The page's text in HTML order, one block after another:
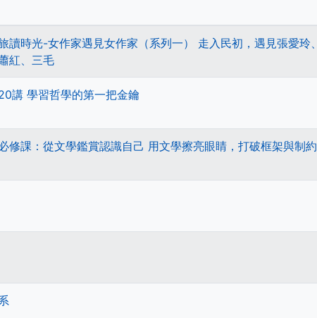
讀時光-女作家遇見女作家（系列一） 走入民初，遇見張愛玲、
紅、三毛
講 學習哲學的第一把金鑰
修課：從文學鑑賞認識自己 用文學擦亮眼睛，打破框架與制約